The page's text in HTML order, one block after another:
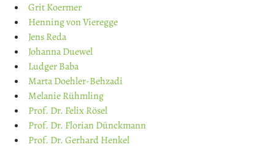
Grit Koermer
Henning von Vieregge
Jens Reda
Johanna Duewel
Ludger Baba
Marta Doehler-Behzadi
Melanie Rühmling
Prof. Dr. Felix Rösel
Prof. Dr. Florian Dünckmann
Prof. Dr. Gerhard Henkel